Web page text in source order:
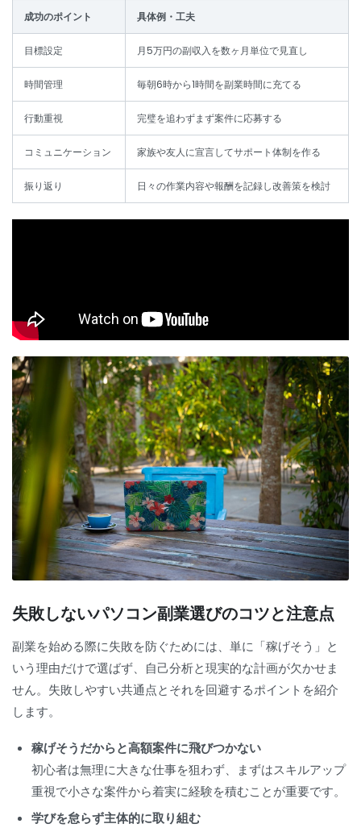
成功のポイント 具体例・工夫
目標設定 月5万円の副収入を数ヶ月単位で見直し
時間管理 毎朝6時から1時間を副業時間に充てる
行動重視 完璧を追わずまず案件に応募する
コミュニケーション 家族や友人に宣言してサポート体制を作る
振り返り 日々の作業内容や報酬を記録し改善策を検討
失敗しないパソコン副業選びのコツと注意点
副業を始める際に失敗を防ぐためには、単に「稼げそう」と
いう理由だけで選ばず、自己分析と現実的な計画が欠かせま
せん。失敗しやすい共通点とそれを回避するポイントを紹介
します。
稼げそうだからと高額案件に飛びつかない
初心者は無理に大きな仕事を狙わず、まずはスキルアップ
重視で小さな案件から着実に経験を積むことが重要です。
学びを怠らず主体的に取り組む